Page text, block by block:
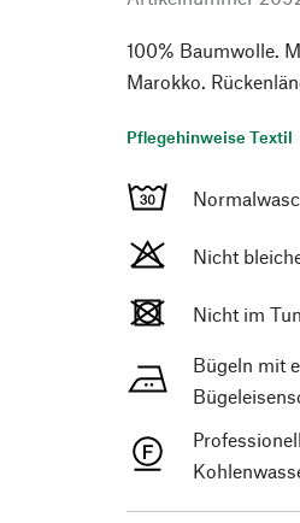
100% Baumwolle.
Marokko.
Pflegehinweise Textil
Nicht
Nicht im
Bügeln mit